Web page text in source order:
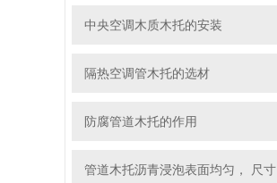
中央空调木质木托的安装
隔热空调管木托的选材
防腐管道木托的作用
管道木托沥青浸泡表面均匀， 尺寸